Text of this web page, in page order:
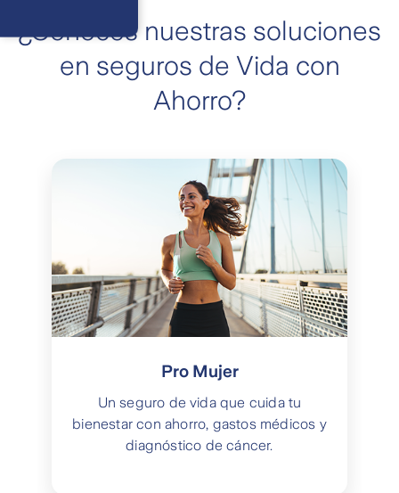
¿Conoces nuestras soluciones
en seguros de Vida con
Ahorro?
Pro Mujer
Un seguro de vida que cuida tu
bienestar con ahorro, gastos médicos y
diagnóstico de cáncer.